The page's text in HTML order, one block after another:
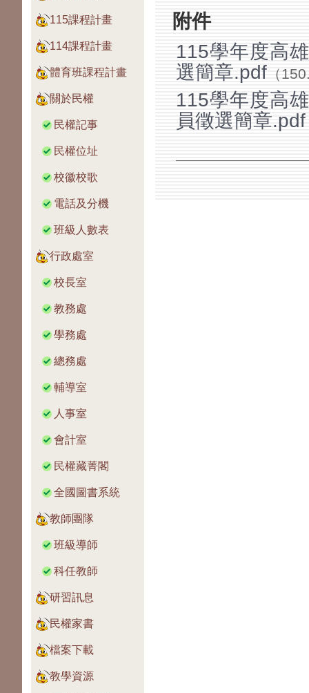
115課程計畫
114課程計畫
體育班課程計畫
關於民權
民權記事
民權位址
校徽校歌
電話及分機
班級人數表
行政處室
校長室
教務處
學務處
總務處
輔導室
人事室
會計室
民權藏菁閣
全國圖書系統
教師團隊
班級導師
科任教師
研習訊息
民權家書
檔案下載
教學資源
附件
115學年度高
選簡章.pdf （
115學年度高
員徵選簡章.pdf